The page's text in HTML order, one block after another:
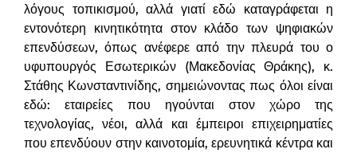
λόγους τοπικισμού, αλλά γιατί εδώ καταγράφεται η
εντονότερη κινητικότητα στον κλάδο των ψηφιακών
επενδύσεων, όπως ανέφερε από την πλευρά του ο
υφυπουργός Εσωτερικών (Μακεδονίας Θράκης), κ.
Στάθης Κωνσταντινίδης, σημειώνοντας πως όλοι είναι
εδώ: εταιρείες που ηγούνται στον χώρο της
τεχνολογίας, νέοι, αλλά και έμπειροι επιχειρηματίες
που επενδύουν στην καινοτομία, ερευνητικά κέντρα και